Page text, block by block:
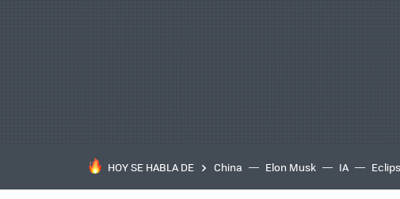
HOY SE HABLA DE China Elon Musk IA